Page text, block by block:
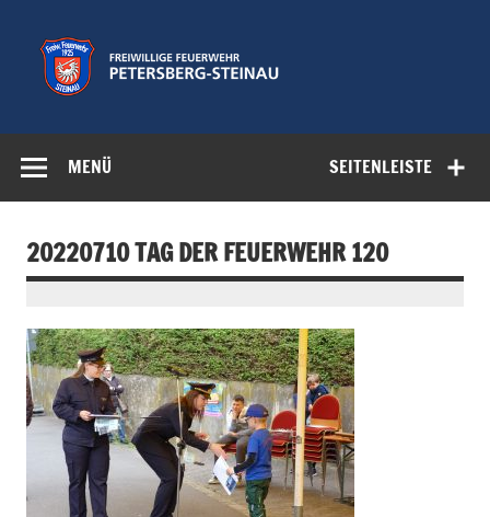
springen
Feuerwehr
Petersberg-
SEITENLEISTE
MENÜ
20220710 TAG DER FEUERWEHR 120